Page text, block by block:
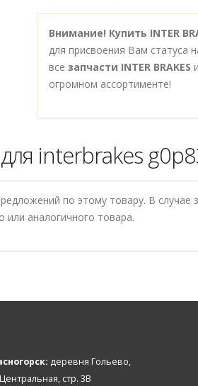
Внимание! Купить INTER
для присвоения Вам статуса
все запчасти INTER BRAKES
огромном ассортименте!
interbrakes
по этому товару. В случае
аналогичного товара.
деревня Гольево,
стр. 3В